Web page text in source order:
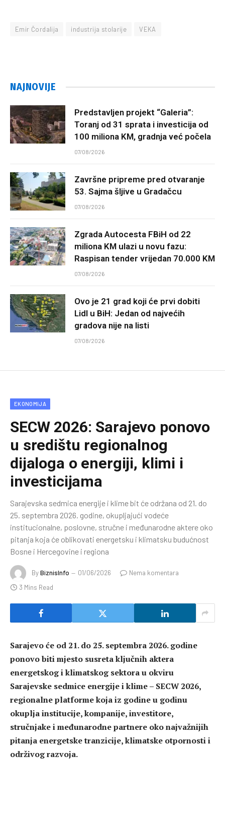
Emir Čordalija industrija stolarije VEKA
NAJNOVIJE
Predstavljen projekt “Galeria”:
Toranj od 31 sprata i investicija od
100 miliona KM, gradnja već počela
07/08/2026
Završne pripreme pred otvaranje
53. Sajma šljive u Gradačcu
07/08/2026
Zgrada Autocesta FBiH od 22
miliona KM ulazi u novu fazu:
Raspisan tender vrijedan 70.000 KM
07/08/2026
Ovo je 21 grad koji će prvi dobiti
Lidl u BiH: Jedan od najvećih
gradova nije na listi
07/08/2026
EKONOMIJA
SECW 2026: Sarajevo ponovo
u središtu regionalnog
dijaloga o energiji, klimi i
investicijama
Sarajevska sedmica energije i klime bit će održana od 21. do
25. septembra 2026. godine, okupljajući vodeće
institucionalne, poslovne, stručne i međunarodne aktere oko
pitanja koja će oblikovati energetsku i klimatsku budućnost
Bosne i Hercegovine i regiona
ByBiznisInfo 01/06/2026
Nema komentara
3 Mins Read
Sarajevo će od 21. do 25. septembra 2026. godine
ponovo biti mjesto susreta ključnih aktera
energetskog i klimatskog sektora u okviru
Sarajevske sedmice energije i klime – SECW 2026,
regionalne platforme koja iz godine u godinu
okuplja institucije, kompanije, investitore,
stručnjake i međunarodne partnere oko najvažnijih
pitanja energetske tranzicije, klimatske otpornosti i
održivog razvoja.